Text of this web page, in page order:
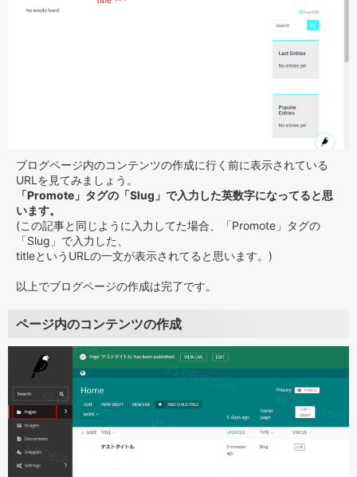
ブログページ内のコンテンツの作成に行く前に表示されている
URLを見てみましょう。
「Promote」タグの「Slug」で入力した英数字になってると思
います。
(この記事と同じように入力してた場合、「Promote」タグの
「Slug」で入力した、
titleというURLの一文が表示されてると思います。)
以上でブログページの作成は完了です。
ページ内のコンテンツの作成